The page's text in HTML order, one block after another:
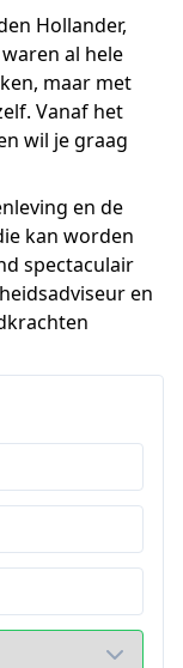
Hollander,
al hele
maar met
Vanaf het
wil je graag
en de
kan worden
spectaculair
en